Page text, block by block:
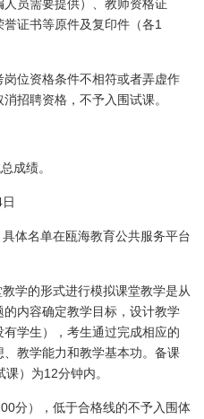
员需要提供）、教师资格证
证书等原件及复印件（各1
位资格条件不相符或者弄虚作
招聘资格，不予入围试课。
成绩。
日
体名单在瓯海教育公共服务平台
学的形式进行模拟课堂教学是从
内容确定教学目标，设计教学
学生），考生通过完成相应的
教学能力和教学基本功。备课
课）为12分钟内。
分），低于合格线的不予入围体